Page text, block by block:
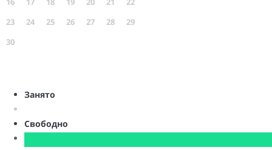
23
24 25 26 27 28
29
30
Занято
Свободно